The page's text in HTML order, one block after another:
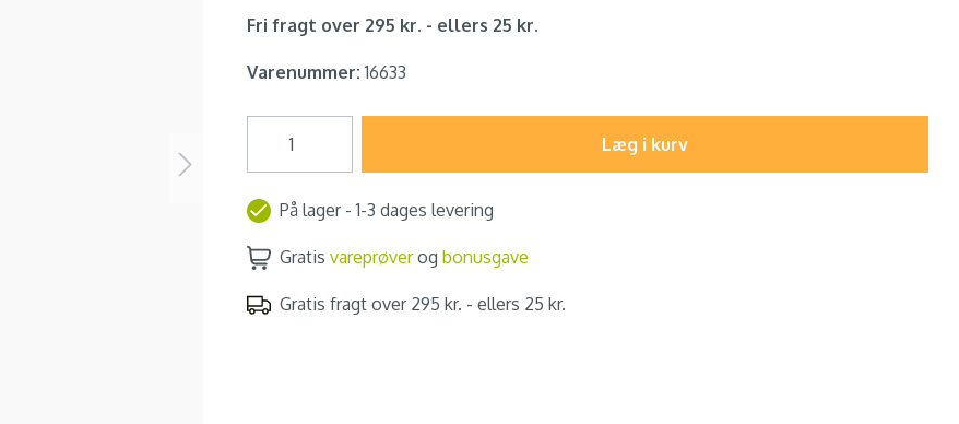
Fri fragt over 295 kr. - ellers 25 kr.
Varenummer: 16633
Læg i kurv
På lager - 1-3 dages levering
Gratis vareprøverog bonusgave
Gratis fragt over 295 kr. - ellers 25 kr.